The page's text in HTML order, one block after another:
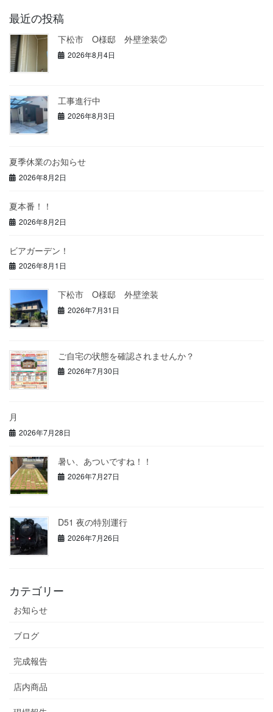
最近の投稿
下松市 O様邸 外壁塗装②
2026年8月4日
工事進行中
2026年8月3日
夏季休業のお知らせ
2026年8月2日
夏本番！！
2026年8月2日
ビアガーデン！
2026年8月1日
下松市 O様邸 外壁塗装
2026年7月31日
ご自宅の状態を確認されませんか？
2026年7月30日
月
2026年7月28日
暑い、あついですね！！
2026年7月27日
D51 夜の特別運行
2026年7月26日
カテゴリー
お知らせ
ブログ
完成報告
店内商品